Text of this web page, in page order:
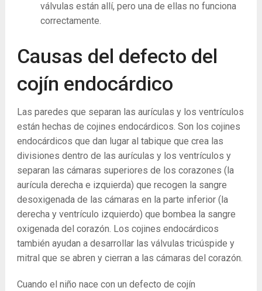
válvulas están allí, pero una de ellas no funciona
correctamente.
Causas del defecto del
cojín endocárdico
Las paredes que separan las aurículas y los ventrículos
están hechas de cojines endocárdicos. Son los cojines
endocárdicos que dan lugar al tabique que crea las
divisiones dentro de las aurículas y los ventrículos y
separan las cámaras superiores de los corazones (la
aurícula derecha e izquierda) que recogen la sangre
desoxigenada de las cámaras en la parte inferior (la
derecha y ventrículo izquierdo) que bombea la sangre
oxigenada del corazón. Los cojines endocárdicos
también ayudan a desarrollar las válvulas tricúspide y
mitral que se abren y cierran a las cámaras del corazón.
Cuando el niño nace con un defecto de cojín